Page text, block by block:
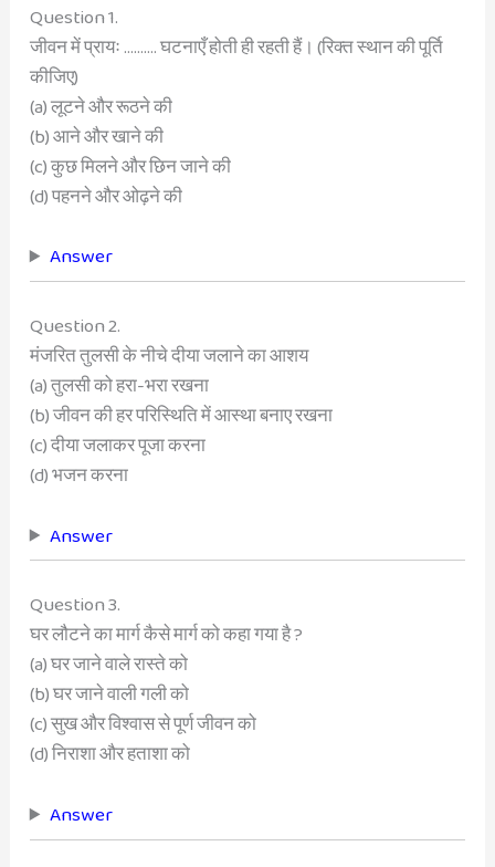
Question 1.
जीवन में प्रायः ………. घटनाएँ होती ही रहती हैं। (रिक्त स्थान की पूर्ति
कीजिए)
(a) लूटने और रूठने की
(b) आने और खाने की
(c) कुछ मिलने और छिन जाने की
(d) पहनने और ओढ़ने की
Answer
Question 2.
मंजरित तुलसी के नीचे दीया जलाने का आशय
(a) तुलसी को हरा-भरा रखना
(b) जीवन की हर परिस्थिति में आस्था बनाए रखना
(c) दीया जलाकर पूजा करना
(d) भजन करना
Answer
Question 3.
घर लौटने का मार्ग कैसे मार्ग को कहा गया है ?
(a) घर जाने वाले रास्ते को
(b) घर जाने वाली गली को
(c) सुख और विश्वास से पूर्ण जीवन को
(d) निराशा और हताशा को
Answer